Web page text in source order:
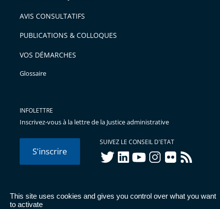
This site uses cookies and gives you control over what you want
to activate
AVIS CONSULTATIFS
PUBLICATIONS & COLLOQUES
VOS DÉMARCHES
Glossaire
INFOLETTRE
Inscrivez-vous à la lettre de la Justice administrative
S'inscrire
SUIVEZ LE CONSEIL D'ETAT
twitterlinkedInyoutubeinstagram
flickr rss
© Conseil d'État 2026 - Mentions légales
Données